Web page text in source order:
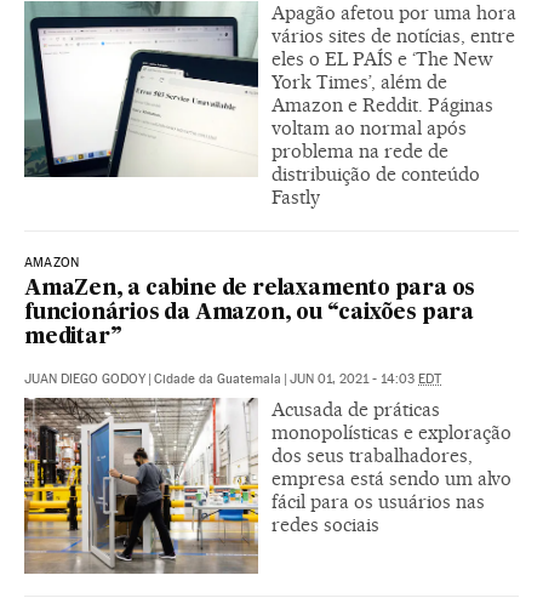
Apagão afetou por uma hora
vários sites de notícias, entre
eles o EL PAÍS e ‘The New
York Times’, além de
Amazon e Reddit. Páginas
voltam ao normal após
problema na rede de
distribuição de conteúdo
Fastly
AMAZON
AmaZen, a cabine de relaxamento para os
funcionários da Amazon, ou “caixões para
meditar”
JUAN DIEGO GODOY | Cidade da Guatemala | JUN 01, 2021 - 14:03 EDT
Acusada de práticas
monopolísticas e exploração
dos seus trabalhadores,
empresa está sendo um alvo
fácil para os usuários nas
redes sociais